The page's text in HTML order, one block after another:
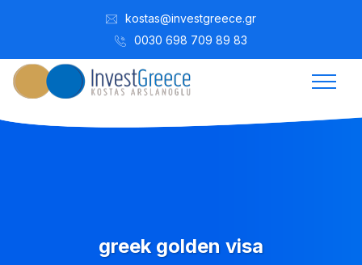
kostas@investgreece.gr
0030 698 709 89 83
greek golden visa